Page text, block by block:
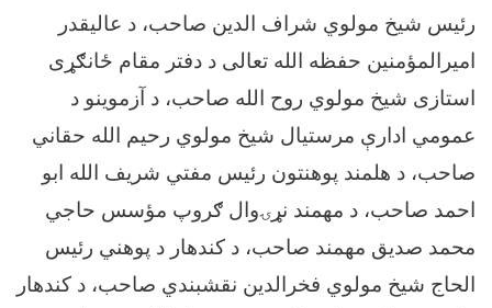
رئیس شیخ مولوي شراف الدین صاحب، د عالیقدر
امیرالمؤمنین حفظه الله تعالی د دفتر مقام ځانګړی
استازی شیخ مولوي روح الله صاحب، د آزموینو د
عمومي ادارې مرستیال شیخ مولوي رحیم الله حقاني
صاحب، د هلمند پوهنتون رئیس مفتي شریف الله ابو
احمد صاحب، د مهمند نړۍوال ګروپ مؤسس حاجي
محمد صدیق مهمند صاحب، د کندهار د پوهني رئیس
الحاج شیخ مولوي فخرالدین نقشبندي صاحب، د کندهار